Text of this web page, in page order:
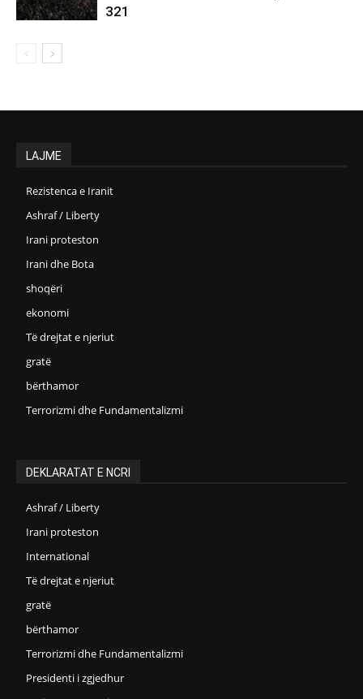
321
LAJME
Rezistenca e Iranit
Ashraf / Liberty
Irani proteston
Irani dhe Bota
shoqëri
ekonomi
Të drejtat e njeriut
gratë
bërthamor
Terrorizmi dhe Fundamentalizmi
DEKLARATAT E NCRI
Ashraf / Liberty
Irani proteston
International
Të drejtat e njeriut
gratë
bërthamor
Terrorizmi dhe Fundamentalizmi
Presidenti i zgjedhur